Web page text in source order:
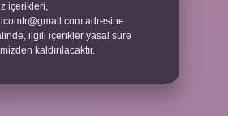
içerikleri,
adresine
ilgili içerikler yasal süre
kaldırılacaktır.